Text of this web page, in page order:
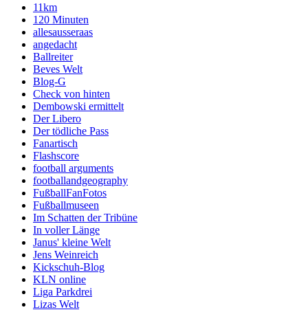
11km
120 Minuten
allesausseraas
angedacht
Ballreiter
Beves Welt
Blog-G
Check von hinten
Dembowski ermittelt
Der Libero
Der tödliche Pass
Fanartisch
Flashscore
football arguments
footballandgeography
FußballFanFotos
Fußballmuseen
Im Schatten der Tribüne
In voller Länge
Janus' kleine Welt
Jens Weinreich
Kickschuh-Blog
KLN online
Liga Parkdrei
Lizas Welt